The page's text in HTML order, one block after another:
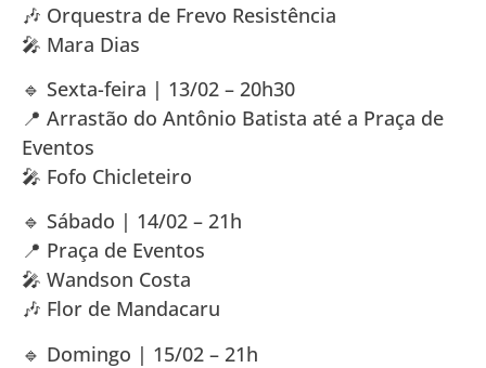
🎶 Orquestra de Frevo Resistência
🎤 Mara Dias
🔹 Sexta-feira | 13/02 – 20h30
📍 Arrastão do Antônio Batista até a Praça de
Eventos
🎤 Fofo Chicleteiro
🔹 Sábado | 14/02 – 21h
📍 Praça de Eventos
🎤 Wandson Costa
🎶 Flor de Mandacaru
🔹 Domingo | 15/02 – 21h